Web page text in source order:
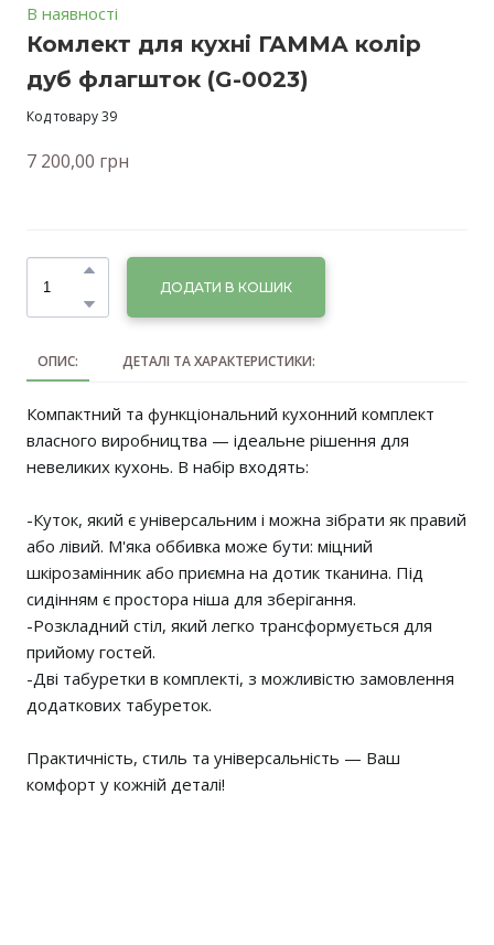
В наявності
Комлект для кухні ГАММА колір
дуб флагшток (G-0023)
Код товару 39
7 200,00 грн
ДОДАТИ В КОШИК
ОПИС: ДЕТАЛІ ТА ХАРАКТЕРИСТИКИ:
Компактний та функціональний кухонний комплект
власного виробництва — ідеальне рішення для
невеликих кухонь. В набір входять:
-Куток, який є універсальним і можна зібрати як правий
або лівий. М'яка оббивка може бути: міцний
шкірозамінник або приємна на дотик тканина. Під
сидінням є простора ніша для зберігання.
-Розкладний стіл, який легко трансформується для
прийому гостей.
-Дві табуретки в комплекті, з можливістю замовлення
додаткових табуреток.
Практичність, стиль та універсальність — Ваш
комфорт у кожній деталі!